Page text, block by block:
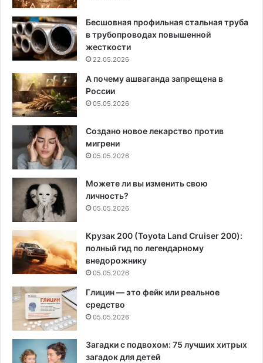
Бесшовная профильная стальная труба
в трубопроводах повышенной
жесткости
22.05.2026
А почему ашваганда запрещена в
России
05.05.2026
Создано новое лекарство против
мигрени
05.05.2026
Можете ли вы изменить свою
личность?
05.05.2026
Крузак 200 (Toyota Land Cruiser 200):
полный гид по легендарному
внедорожнику
05.05.2026
Глицин — это фейк или реальное
средство
05.05.2026
Загадки с подвохом: 75 лучших хитрых
загадок для детей